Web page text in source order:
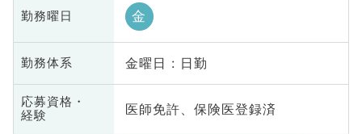
勤務曜日 金
勤務体系 金曜日 : 日勤
応募資格・
経験
医師免許、保険医登録済